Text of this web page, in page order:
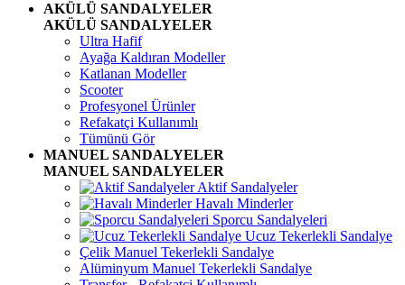
AKÜLÜ SANDALYELER
AKÜLÜ SANDALYELER
Ultra Hafif
Ayağa Kaldıran Modeller
Katlanan Modeller
Scooter
Profesyonel Ürünler
Refakatçi Kullanımlı
Tümünü Gör
MANUEL SANDALYELER
MANUEL SANDALYELER
Aktif Sandalyeler
Havalı Minderler
Sporcu Sandalyeleri
Ucuz Tekerlekli Sandalye
Çelik Manuel Tekerlekli Sandalye
Alüminyum Manuel Tekerlekli Sandalye